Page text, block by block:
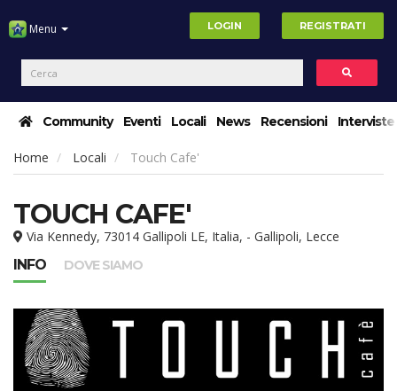
Menu LOGIN REGISTRATI
Community Eventi Locali News Recensioni Interviste
Home Locali Touch Cafe'
TOUCH CAFE'
Via Kennedy, 73014 Gallipoli LE, Italia, - Gallipoli, Lecce
INFO
DOVE SIAMO